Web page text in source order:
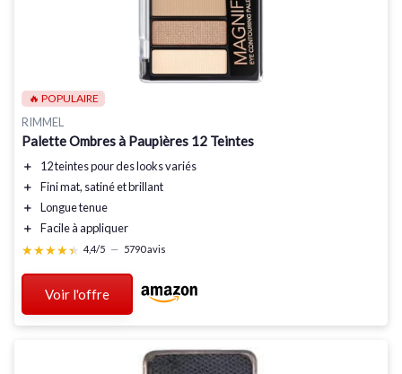
🔥 POPULAIRE
RIMMEL
Palette Ombres à Paupières 12 Teintes
＋ 12 teintespour des looks variés
＋
Fini mat, satiné et brillant
＋
Longue tenue
＋
Facile à appliquer
★★★★★
★★★★★ 4,4/5 — 5790 avis
Voir l'offre